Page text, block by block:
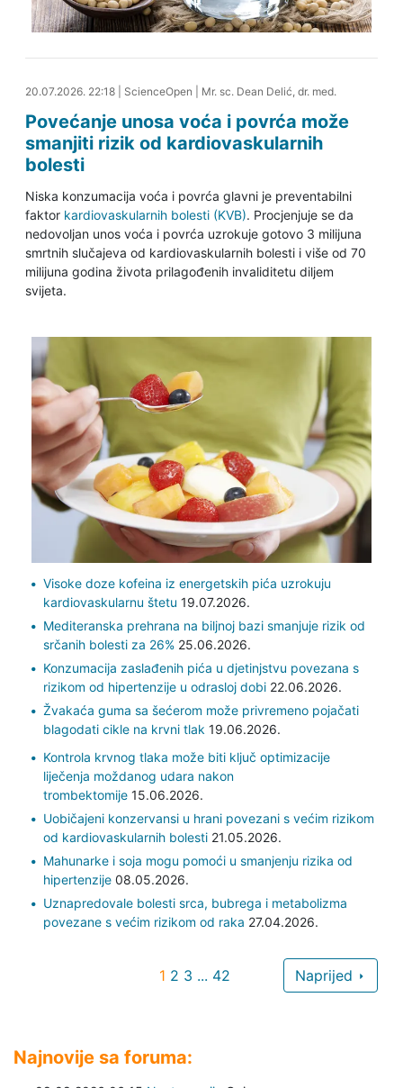
22.07.2026. 16:51
20.07.2026. 22:18| ScienceOpen Mr. sc. Dean Delić, dr. med.
Povećanje unosa voća i povrća može
smanjiti rizik od kardiovaskularnih
bolesti
Niska konzumacija voća i povrća glavni je preventabilni
faktor kardiovaskularnih bolesti (KVB). Procjenjuje se da
nedovoljan unos voća i povrća uzrokuje gotovo 3 milijuna
smrtnih slučajeva od kardiovaskularnih bolesti i više od 70
milijuna godina života prilagođenih invaliditetu diljem
svijeta.
Visoke doze kofeina iz energetskih pića uzrokuju
kardiovaskularnu štetu 19.07.2026.
Mediteranska prehrana na biljnoj bazi smanjuje rizik od
srčanih bolesti za 26%25.06.2026.
Konzumacija zaslađenih pića u djetinjstvu povezana s
rizikom od hipertenzije u odrasloj dobi22.06.2026.
Žvakaća guma sa šećerom može privremeno pojačati
blagodati cikle na krvni tlak 19.06.2026.
Kontrola krvnog tlaka može biti ključ optimizacije
liječenja moždanog udara nakon
trombektomije15.06.2026.
Uobičajeni konzervansi u hrani povezani s većim rizikom
od kardiovaskularnih bolesti21.05.2026.
Mahunarke i soja mogu pomoći u smanjenju rizika od
hipertenzije08.05.2026.
Uznapredovale bolesti srca, bubrega i metabolizma
povezane s većim rizikom od raka 27.04.2026.
1 2 3 ... 42 Naprijed
Najnovije sa foruma: